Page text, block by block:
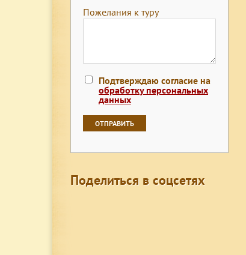
Пожелания к туру
Подтверждаю согласие на
обработку персональных
данных
Поделиться в соцсетях